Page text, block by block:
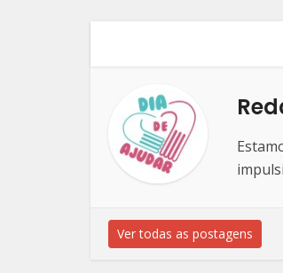
Ver todas as postagens